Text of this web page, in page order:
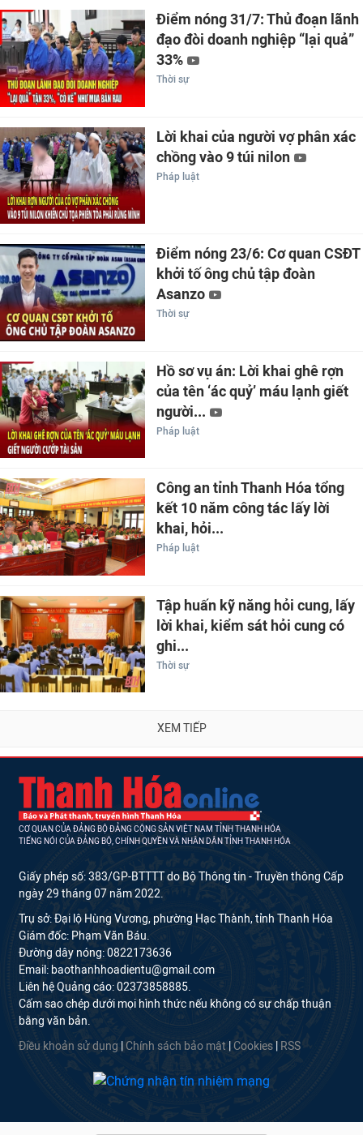
Điểm nóng 31/7: Thủ đoạn lãnh
đạo đòi doanh nghiệp “lại quả”
33%
Thời sự
Lời khai của người vợ phân xác
chồng vào 9 túi nilon
Pháp luật
Điểm nóng 23/6: Cơ quan CSĐT
khởi tố ông chủ tập đoàn
Asanzo
Thời sự
Hồ sơ vụ án: Lời khai ghê rợn
của tên ‘ác quỷ’ máu lạnh giết
người...
Pháp luật
Công an tỉnh Thanh Hóa tổng
kết 10 năm công tác lấy lời
khai, hỏi...
Pháp luật
Tập huấn kỹ năng hỏi cung, lấy
lời khai, kiểm sát hỏi cung có
ghi...
Thời sự
XEM TIẾP
CƠ QUAN CỦA ĐẢNG BỘ ĐẢNG CỘNG SẢN VIỆT NAM TỈNH THANH HÓA
TIẾNG NÓI CỦA ĐẢNG BỘ, CHÍNH QUYỀN VÀ NHÂN DÂN TỈNH THANH HÓA
Giấy phép số: 383/GP-BTTTT do Bộ Thông tin - Truyền thông Cấp
ngày 29 tháng 07 năm 2022.
Trụ sở: Đại lộ Hùng Vương, phường Hạc Thành, tỉnh Thanh Hóa
Giám đốc: Phạm Văn Báu.
Đường dây nóng: 0822173636
Email: baothanhhoadientu@gmail.com
Liên hệ Quảng cáo: 02373858885.
Cấm sao chép dưới mọi hình thức nếu không có sự chấp thuận
bằng văn bản.
Điều khoản sử dụng Chính sách bảo mật Cookies RSS